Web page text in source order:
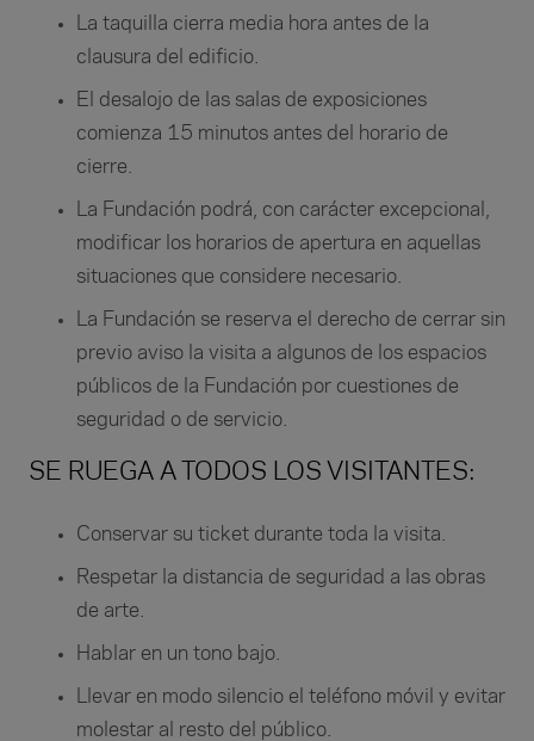
La taquilla cierra media hora antes de la
clausura del edificio.
El desalojo de las salas de exposiciones
comienza 15 minutos antes del horario de
cierre.
La Fundación podrá, con carácter excepcional,
modificar los horarios de apertura en aquellas
situaciones que considere necesario.
La Fundación se reserva el derecho de cerrar sin
previo aviso la visita a algunos de los espacios
públicos de la Fundación por cuestiones de
seguridad o de servicio.
SE RUEGA A TODOS LOS VISITANTES:
Conservar su ticket durante toda la visita.
Respetar la distancia de seguridad a las obras
de arte.
Hablar en un tono bajo.
Llevar en modo silencio el teléfono móvil y evitar
molestar al resto del público.